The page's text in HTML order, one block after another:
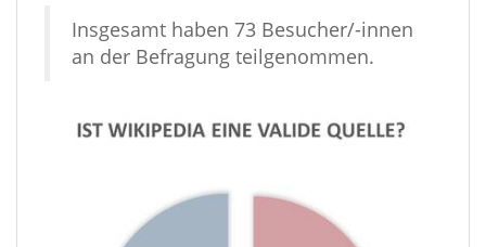
Insgesamt haben 73 Besucher/-innen
an der Befragung teilgenommen.